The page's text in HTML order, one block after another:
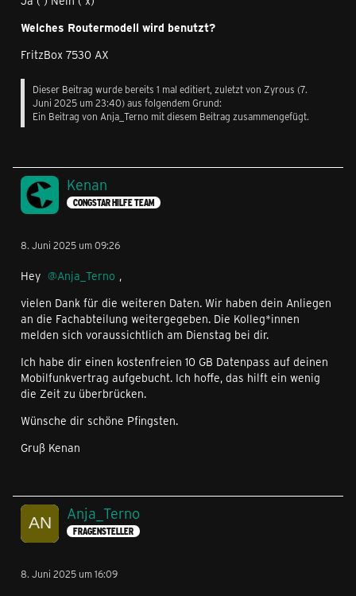
Welches Routermodell wird benutzt?
FritzBox 7530 AX
Dieser Beitrag wurde bereits 1 mal editiert, zuletzt von Zyrous (7.
Juni 2025 um 23:40) aus folgendem Grund:
Ein Beitrag von Anja_Terno mit diesem Beitrag zusammengefügt.
Kenan
CONGSTAR HILFE TEAM
8. Juni 2025 um 09:26
Hey Anja_Terno ,
vielen Dank für die weiteren Daten. Wir haben dein Anliegen
an die Fachabteilung weitergegeben. Die Kolleg*innen
melden sich voraussichtlich am Dienstag bei dir.
Ich habe dir einen kostenfreien 10 GB Datenpass auf deinen
Mobilfunkvertrag aufgebucht. Ich hoffe, das hilft ein wenig
die Zeit zu überbrücken.
Wünsche dir schöne Pfingsten.
Gruß Kenan
Anja_Terno
FRAGENSTELLER
8. Juni 2025 um 16:09